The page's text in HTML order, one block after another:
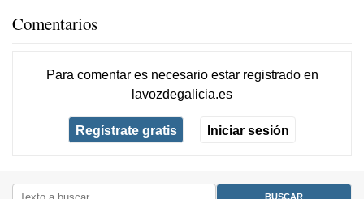
Comentarios
Para comentar es necesario estar registradoen
lavozdegalicia.es
Regístrate gratis Iniciar sesión